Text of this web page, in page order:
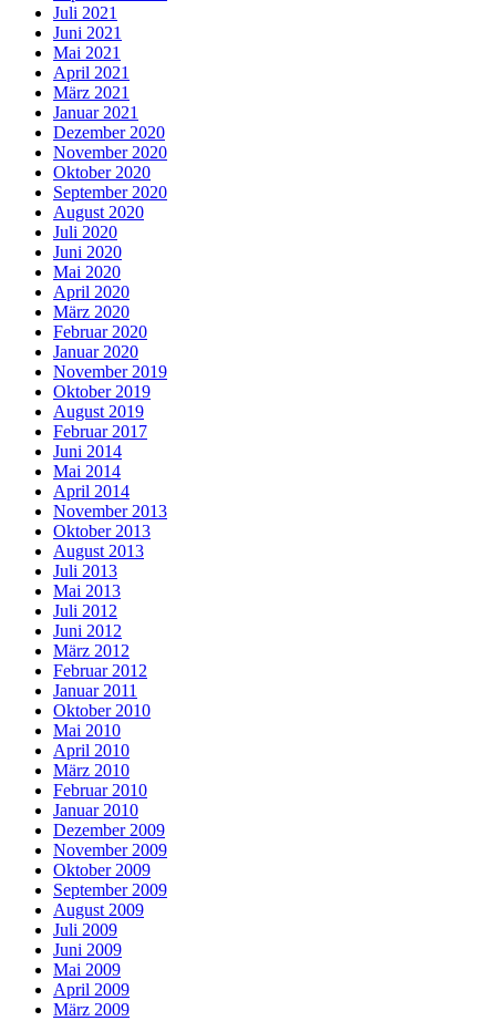
Juli 2021
Juni 2021
Mai 2021
April 2021
März 2021
Januar 2021
Dezember 2020
November 2020
Oktober 2020
September 2020
August 2020
Juli 2020
Juni 2020
Mai 2020
April 2020
März 2020
Februar 2020
Januar 2020
November 2019
Oktober 2019
August 2019
Februar 2017
Juni 2014
Mai 2014
April 2014
November 2013
Oktober 2013
August 2013
Juli 2013
Mai 2013
Juli 2012
Juni 2012
März 2012
Februar 2012
Januar 2011
Oktober 2010
Mai 2010
April 2010
März 2010
Februar 2010
Januar 2010
Dezember 2009
November 2009
Oktober 2009
September 2009
August 2009
Juli 2009
Juni 2009
Mai 2009
April 2009
März 2009